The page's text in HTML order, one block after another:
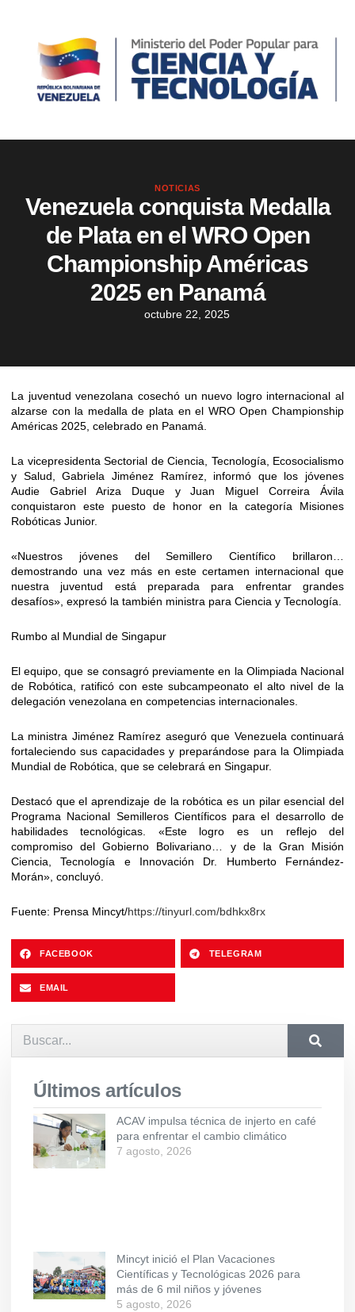
NOTICIAS
Venezuela conquista Medalla
de Plata en el WRO Open
Championship Américas
2025 en Panamá
octubre 22, 2025
La juventud venezolana cosechó un nuevo logro internacional al
alzarse con la medalla de plata en el WRO Open Championship
Américas 2025, celebrado en Panamá.
La vicepresidenta Sectorial de Ciencia, Tecnología, Ecosocialismo
y Salud, Gabriela Jiménez Ramírez, informó que los jóvenes
Audie Gabriel Ariza Duque y Juan Miguel Correira Ávila
conquistaron este puesto de honor en la categoría Misiones
Robóticas Junior.
«Nuestros jóvenes del Semillero Científico brillaron…
demostrando una vez más en este certamen internacional que
nuestra juventud está preparada para enfrentar grandes
desafíos», expresó la también ministra para Ciencia y Tecnología.
Rumbo al Mundial de Singapur
El equipo, que se consagró previamente en la Olimpiada Nacional
de Robótica, ratificó con este subcampeonato el alto nivel de la
delegación venezolana en competencias internacionales.
La ministra Jiménez Ramírez aseguró que Venezuela continuará
fortaleciendo sus capacidades y preparándose para la Olimpiada
Mundial de Robótica, que se celebrará en Singapur.
Destacó que el aprendizaje de la robótica es un pilar esencial del
Programa Nacional Semilleros Científicos para el desarrollo de
habilidades tecnológicas. «Este logro es un reflejo del
compromiso del Gobierno Bolivariano… y de la Gran Misión
Ciencia, Tecnología e Innovación Dr. Humberto Fernández-
Morán», concluyó.
Fuente: Prensa Mincyt/https://tinyurl.com/bdhkx8rx
FACEBOOK TELEGRAM
EMAIL
Últimos artículos
ACAV impulsa técnica de injerto en café
para enfrentar el cambio climático
7 agosto, 2026
Mincyt inició el Plan Vacaciones
Científicas y Tecnológicas 2026 para
más de 6 mil niños y jóvenes
5 agosto, 2026